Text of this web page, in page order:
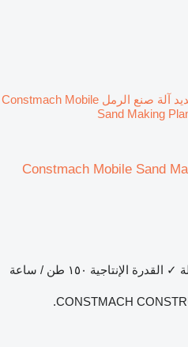
جديد آلة صنع الرمل Constmach Mobile
Sand Making
Constmach Mobile Sand
✓ القدرة الإنتاجية ١٥٠ طن / ساعة
CONSTMACH